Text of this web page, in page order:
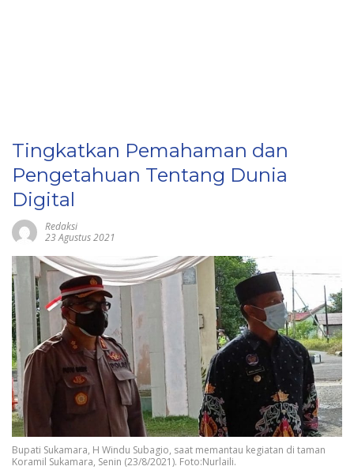
Tingkatkan Pemahaman dan
Pengetahuan Tentang Dunia
Digital
Redaksi
23 Agustus 2021
Bupati Sukamara, H Windu Subagio, saat memantau kegiatan di taman
Koramil Sukamara, Senin (23/8/2021). Foto:Nurlaili.